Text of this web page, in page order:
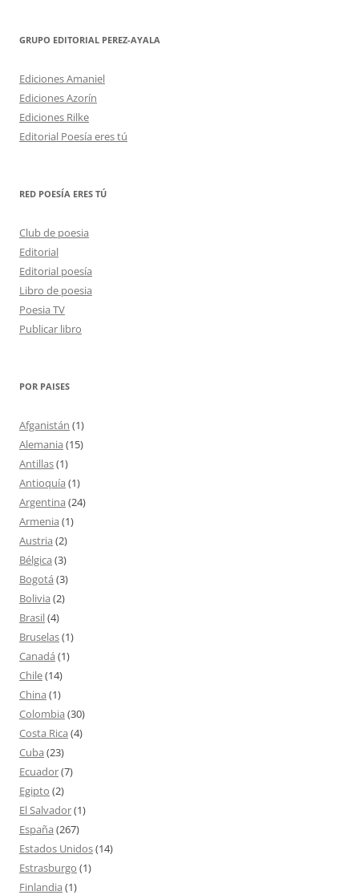
GRUPO EDITORIAL PEREZ-AYALA
Ediciones Amaniel
Ediciones Azorín
Ediciones Rilke
Editorial Poesía eres tú
RED POESÍA ERES TÚ
Club de poesia
Editorial
Editorial poesía
Libro de poesia
Poesia TV
Publicar libro
POR PAISES
Afganistán (1)
Alemania (15)
Antillas(1)
Antioquía (1)
Argentina (24)
Armenia (1)
Austria (2)
Bélgica (3)
Bogotá (3)
Bolivia (2)
Brasil(4)
Bruselas(1)
Canadá (1)
Chile(14)
China (1)
Colombia (30)
Costa Rica (4)
Cuba (23)
Ecuador(7)
Egipto (2)
El Salvador(1)
España (267)
Estados Unidos(14)
Estrasburgo (1)
Finlandia (1)